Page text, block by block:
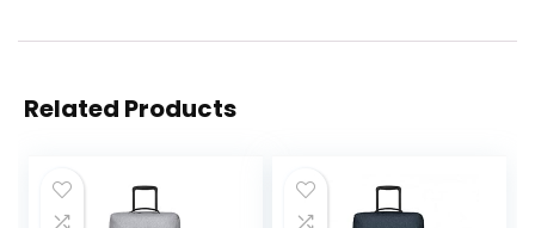
Related Products